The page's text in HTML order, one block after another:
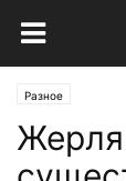
Разное